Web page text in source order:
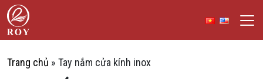
Chuyển đến nội dung
ROY Việt Nam
Trang chủ » Tay nắm cửa kính inox